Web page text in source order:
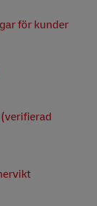
för kunder